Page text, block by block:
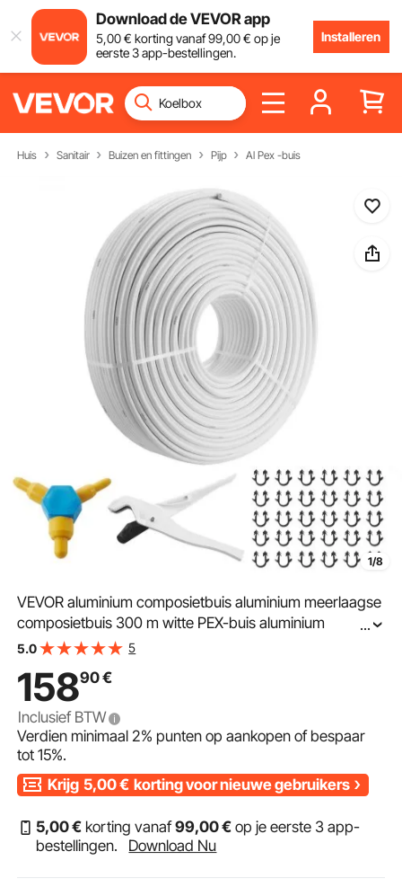
Download de VEVOR app
5,00€ korting vanaf99,00€ op je
eerste 3 app-bestellingen.
Installeren
Huis Sanitair Buizen en fittingen Pijp Al Pex -buis
1/8
VEVOR aluminium composietbuis aluminium meerlaagse
composietbuis 300 m witte PEX-buis aluminium
meerlaagse composietbuis MV-buis meerlaagse buis
aluminium composietbuis
...
5.0 5
15890€
Inclusief BTW
Verdien minimaal2% punten op aankopen of bespaar
tot15%.
Krijg 5,00€ korting voor nieuwe gebruikers
5,00€ korting vanaf99,00€ op je eerste 3 app-
bestellingen.
Download Nu